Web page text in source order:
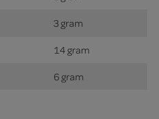
3 gram
14 gram
6 gram